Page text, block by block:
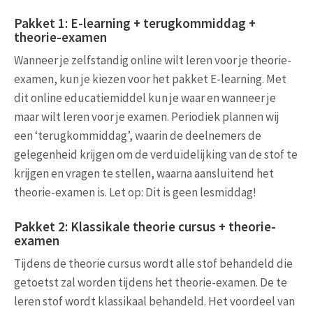
Pakket 1: E-learning + terugkommiddag +
theorie-examen
Wanneer je zelfstandig online wilt leren voor je theorie-
examen, kun je kiezen voor het pakket E-learning. Met
dit online educatiemiddel kun je waar en wanneer je
maar wilt leren voor je examen. Periodiek plannen wij
een ‘terugkommiddag’, waarin de deelnemers de
gelegenheid krijgen om de verduidelijking van de stof te
krijgen en vragen te stellen, waarna aansluitend het
theorie-examen is. Let op: Dit is geen lesmiddag!
Pakket 2: Klassikale theorie cursus + theorie-
examen
Tijdens de theorie cursus wordt alle stof behandeld die
getoetst zal worden tijdens het theorie-examen. De te
leren stof wordt klassikaal behandeld. Het voordeel van